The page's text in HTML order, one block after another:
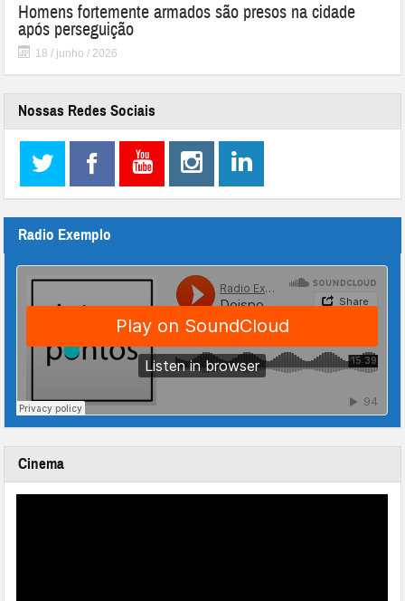
Homens fortemente armados são presos na cidade
após perseguição
18 / junho / 2026
Nossas Redes Sociais
Radio Exemplo
Cinema